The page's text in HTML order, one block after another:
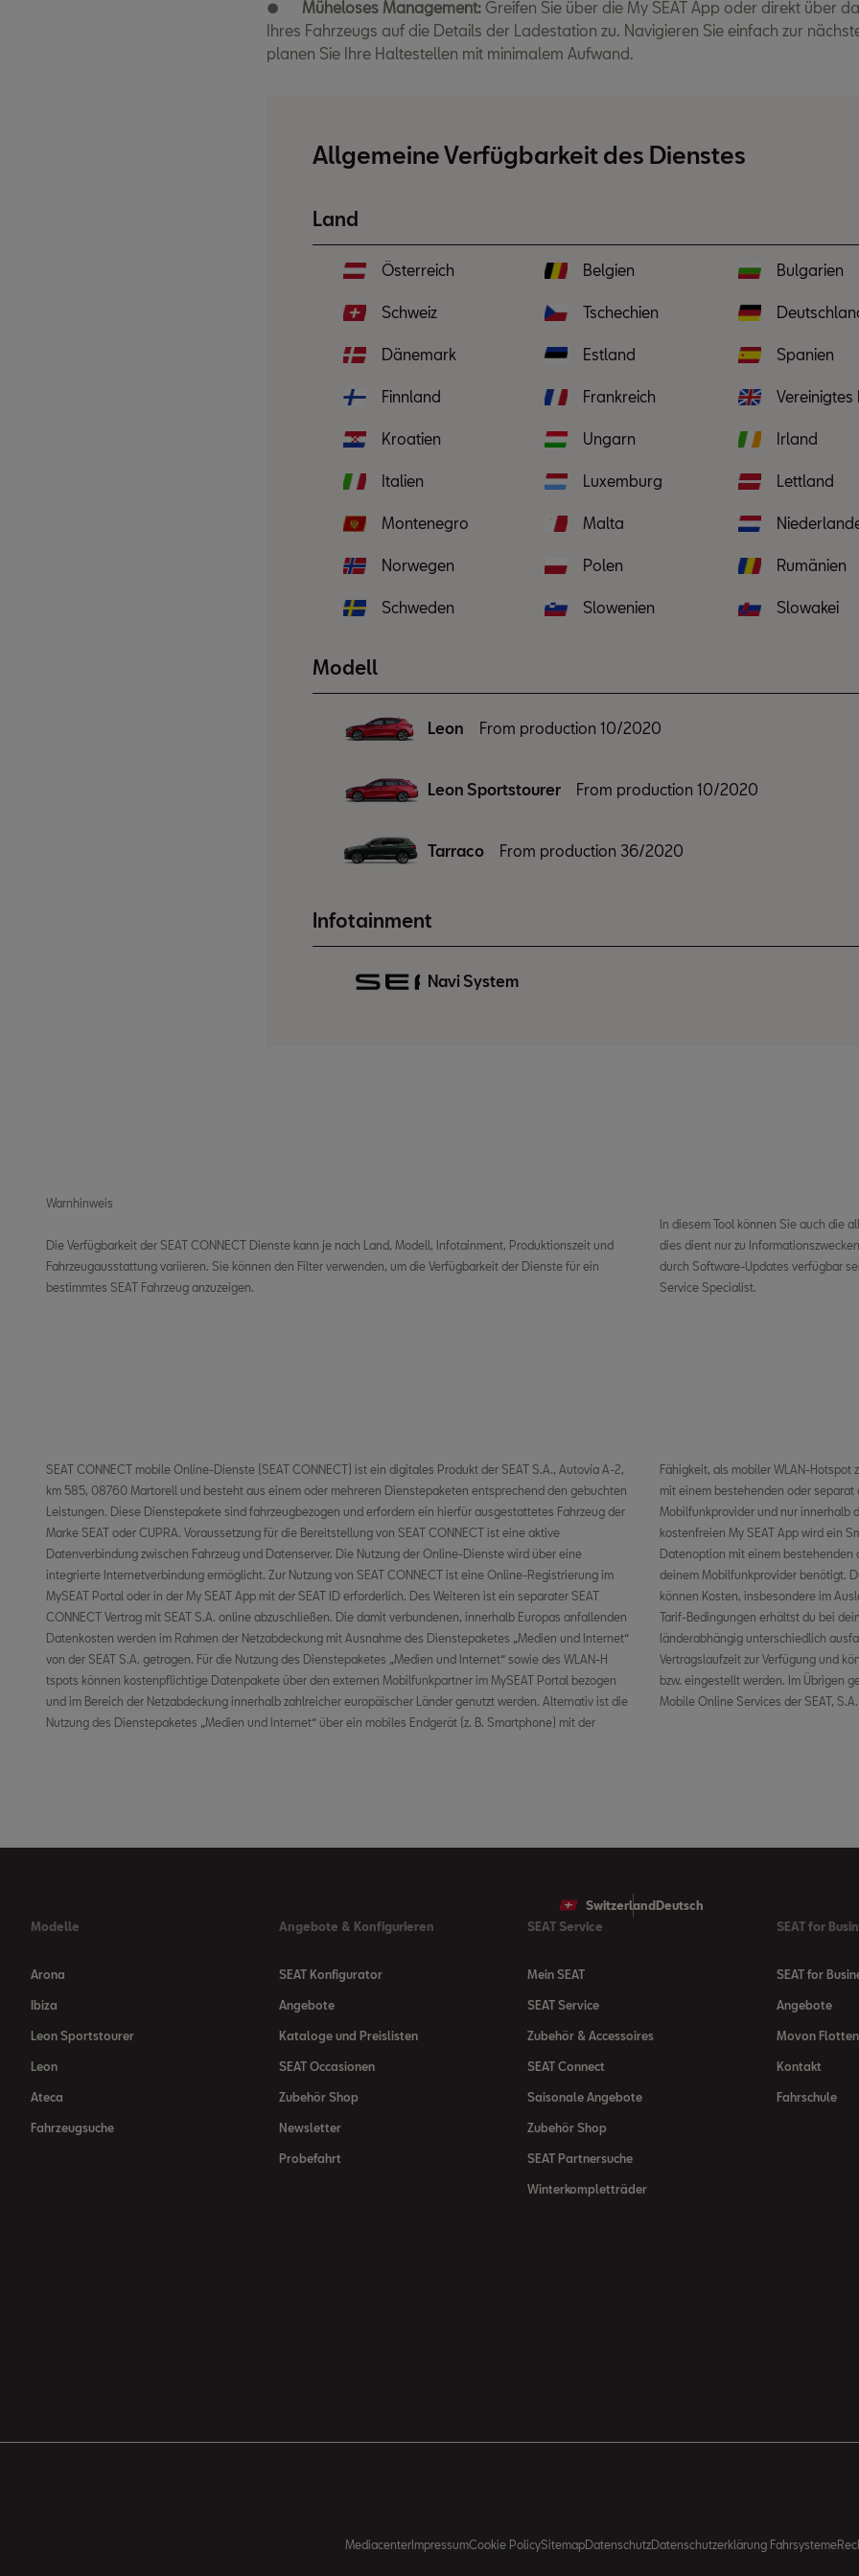
● Müheloses Management: Greifen Sie über die My SEAT App oder direkt über
Ihres Fahrzeugs auf die Details der Ladestation zu. Navigieren Sie einfach zur
planen Sie Ihre Haltestellen mit minimalem Aufwand.
Allgemeine Verfügbarkeit des Dienstes
Land
Österreich Belgien Bulgarien
Schweiz Tschechien
Dänemark Estland Spanien
Finnland Frankreich Vereinigtes
Kroatien Ungarn Irland
Italien Luxemburg Lettland
Montenegro Malta
Norwegen Polen Rumänien
Schweden Slowenien Slowakei
Modell
Leon From production 10/2020
Leon Sportstourer From production 10/2020
Tarraco From production 36/2020
Infotainment
Navi System
Warnhinweis
Die Verfügbarkeit der SEAT CONNECT Dienste kann je nach Land, Modell, Infotainment, Produktionszeit und
Fahrzeugausstattung variieren. Sie können den Filter verwenden, um die Verfügbarkeit der Dienste für ein
bestimmtes SEAT Fahrzeug anzuzeigen.
In diesem Tool können Sie auch die
dies dient nur zu
durch Software-Updates verfügbar
Service Specialist.
SEAT CONNECT mobile Online-Dienste (SEAT CONNECT) ist ein digitales Produkt der SEAT S.A., Autovía A-2,
km 585, 08760 Martorell und besteht aus einem oder mehreren Dienstepaketen entsprechend den gebuchten
Leistungen. Diese Dienstepakete sind fahrzeugbezogen und erfordern ein hierfür ausgestattetes Fahrzeug der
Marke SEAT oder CUPRA. Voraussetzung für die Bereitstellung von SEAT CONNECT ist eine aktive
Datenverbindung zwischen Fahrzeug und Datenserver. Die Nutzung der Online-Dienste wird über eine
integrierte Internetverbindung ermöglicht. Zur Nutzung von SEAT CONNECT ist eine Online-Registrierung im
MySEAT Portal oder in der My SEAT App mit der SEAT ID erforderlich. Des Weiteren ist ein separater SEAT
CONNECT Vertrag mit SEAT S.A. online abzuschließen. Die damit verbundenen, innerhalb Europas anfallenden
Datenkosten werden im Rahmen der Netzabdeckung mit Ausnahme des Dienstepaketes „Medien und Internet“
von der SEAT S.A. getragen. Für die Nutzung des Dienstepaketes „Medien und Internet“ sowie des WLAN-H
tspots können kostenpflichtige Datenpakete über den externen Mobilfunkpartner im MySEAT Portal bezogen
und im Bereich der Netzabdeckung innerhalb zahlreicher europäischer Länder genutzt werden. Alternativ ist die
Nutzung des Dienstepaketes „Medien und Internet“ über ein mobiles Endgerät (z. B. Smartphone) mit der
Fähigkeit, als mobiler WLAN-Hotspot zu agieren, möglich. In diesem Fall sind die entsprechenden Dienste nur
mit einem bestehenden oder separat abzuschließenden Mobilfunkvertrag zwischen dir und deinem
Mobilfunkprovider und nur innerhalb der Abdeckung des jeweiligen Mobilfunknetzes verfügbar. Zur Nutzung der
kostenfreien My SEAT App wird ein Smartphone mit iOS- oder Android-Betriebssystem und eine SIM-Karte mit
Datenoption mit einem bestehenden oder separat abzuschließenden Mobilfunkvertrag zwischen dir und
deinem Mobilfunkprovider benötigt. Durch den Versand oder Empfang von Datenpaketen über das Internet
können Kosten, insbesondere im Ausland (z. B. Roaming-Gebühren), entstehen. Informationen z Mobilfunk-
Tarif-Bedingungen erhältst du bei deinem Mobilfunkanbieter. Die Verfügbarkeit von SEAT CONNECT kann
länderabhängig unterschiedlich ausfallen. Die Online-Dienste stehen für die jeweils vereinbarte
Vertragslaufzeit zur Verfügung und können während der Vertragslaufzeit inhaltlichen Änderungen unterliegen
bzw. eingestellt werden. Im Übrigen gelten die Allgemeinen Geschäftsbedingungen für die SEAT CONNECT
Mobile Online Services der SEAT, S.A.
Switzerland Deutsch
Modelle
Arona
Ibiza
Leon Sportstourer
Leon
Ateca
Fahrzeugsuche
Angebote & Konfigurieren
SEAT Konfigurator
Angebote
Kataloge und Preislisten
SEAT Occasionen
Zubehör Shop
Newsletter
Probefahrt
SEAT Service
Mein SEAT
SEAT Service
Zubehör & Accessoires
SEAT Connect
Saisonale Angebote
Zubehör Shop
SEAT Partnersuche
Winterkompletträder
SEAT for
SEAT for
Angebote
Movon
Kontakt
Fahrschule
Mediacenter ImpressumCookie PolicySitemapDatenschutzDatenschutzerklärung Fahrsysteme